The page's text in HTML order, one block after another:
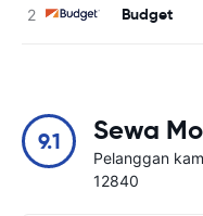
Budget
9.1 Sewa
Pelanggan
12840